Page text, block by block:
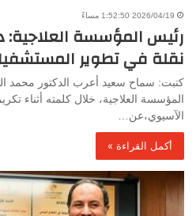
2026/04/19 1:52:50 مساءً
رئيس المؤسسة العلاجية:
نقلة في تطوير
كتبت: سماح سعيد أعرب الدكتور محمد
المؤسسة العلاجية، خلال كلمته أثناء
الآسيوي،عن…
أكمل القراءة »